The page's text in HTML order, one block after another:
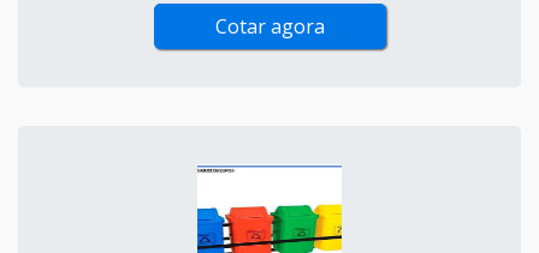
Cotar agora